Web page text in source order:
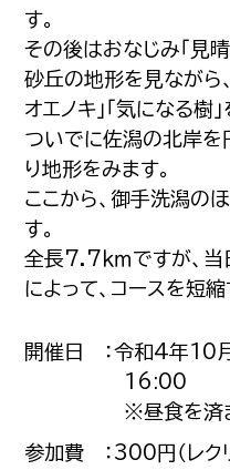
す。
その後はおなじみ「見
砂丘の地形を見ながら
オエノキ」「気になる樹
ついでに佐潟の北岸を
り地形をみます。
ここから、御手洗潟の
す。
全長7.7ｋｍですが、
によって、コースを短縮
開催日 ：令和4年10
16:00
※昼食を済
参加費 ：300円（レク